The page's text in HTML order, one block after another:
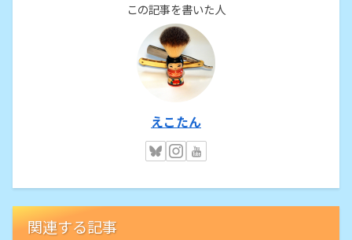
この記事を書いた人
えこたん
関連する記事